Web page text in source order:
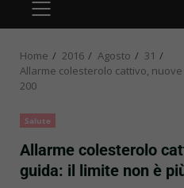
PRIMARY
MENU
Home 2016 Agosto
31
Allarme colesterolo cattivo,
200
Salute
Allarme colesterolo
guida: il limite non è